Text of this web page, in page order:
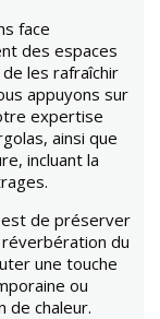
face
des espaces
les rafraîchir
appuyons sur
expertise
ainsi que
incluant la
de préserver
réverbération du
une touche
ou
de chaleur.